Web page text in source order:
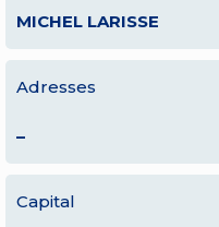
MICHEL LARISSE
Adresses
–
Capital